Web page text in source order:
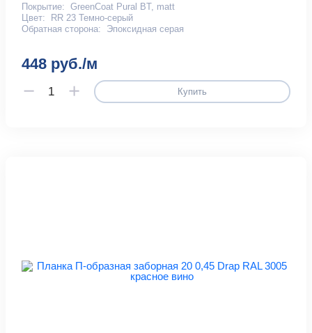
Покрытие: GreenCoat Pural BT, matt
Цвет:
RR 23 Темно-серый
Обратная сторона:
Эпоксидная серая
448 руб./м
Купить